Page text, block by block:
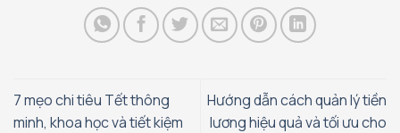
7 mẹo chi tiêu Tết thông
minh, khoa học và tiết kiệm
Hướng dẫn cách quản lý tiền
lương hiệu quả và tối ưu cho